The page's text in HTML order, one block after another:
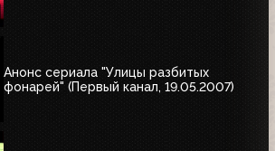
Анонс сериала "Улицы разбитых
фонарей" (Первый канал, 19.05.2007)